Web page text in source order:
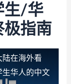
生/华
极指南
陆在海外看
生华人的中文